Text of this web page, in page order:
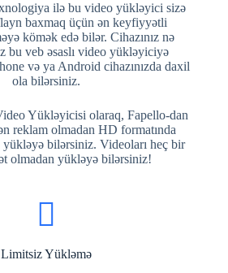
ilə bu video yükləyici sizə
baxmaq üçün ən keyfiyyətli
kömək edə bilər. Cihazınız nə
bu veb əsaslı video yükləyiciyə
və ya Android cihazınızda daxil
ola bilərsiniz.
Yükləyicisi olaraq, Fapello-dan
reklam olmadan HD formatında
yükləyə bilərsiniz. Videoları heç bir
olmadan yükləyə bilərsiniz!
Limitsiz Yükləmə